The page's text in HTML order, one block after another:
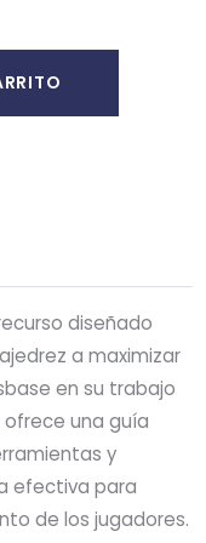
diseñado
a maximizar
en su trabajo
ofrece una guía
y
efectiva para
de los jugadores.